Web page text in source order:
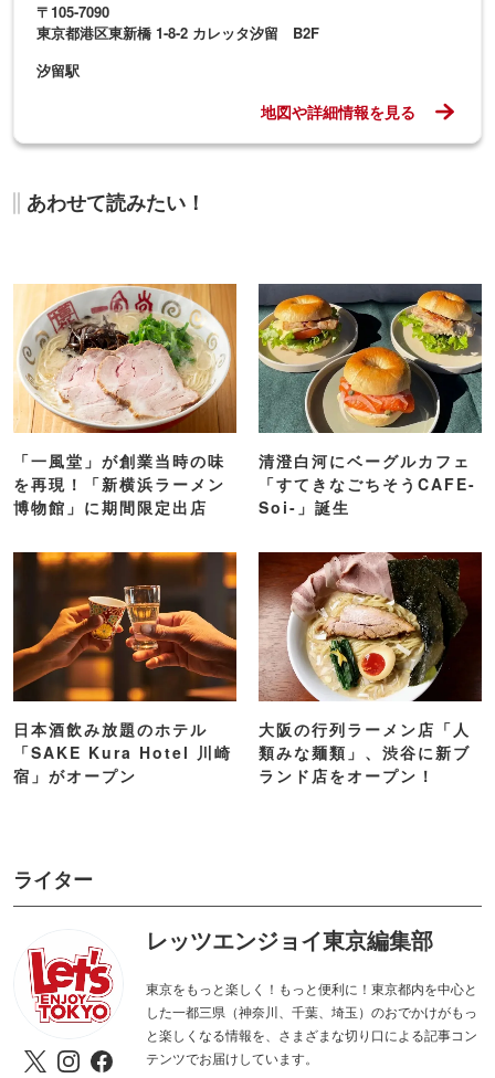
〒105-7090
東京都港区東新橋 1-8-2 カレッタ汐留 B2F
汐留駅
地図や詳細情報を見る
あわせて読みたい！
「一風堂」が創業当時の味
を再現！「新横浜ラーメン
博物館」に期間限定出店
清澄白河にベーグルカフェ
「すてきなごちそうCAFE-
Soi-」誕生
日本酒飲み放題のホテル
「SAKE Kura Hotel 川崎
宿」がオープン
大阪の行列ラーメン店「人
類みな麺類」、渋谷に新ブ
ランド店をオープン！
ライター
レッツエンジョイ東京編集部
東京をもっと楽しく！もっと便利に！東京都内を中心と
した一都三県（神奈川、千葉、埼玉）のおでかけがもっ
と楽しくなる情報を、さまざまな切り口による記事コン
テンツでお届けしています。